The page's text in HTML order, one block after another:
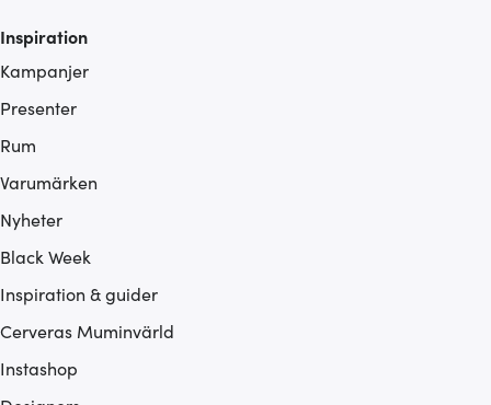
Inspiration
Kampanjer
Presenter
Rum
Varumärken
Nyheter
Black Week
Inspiration & guider
Cerveras Muminvärld
Instashop